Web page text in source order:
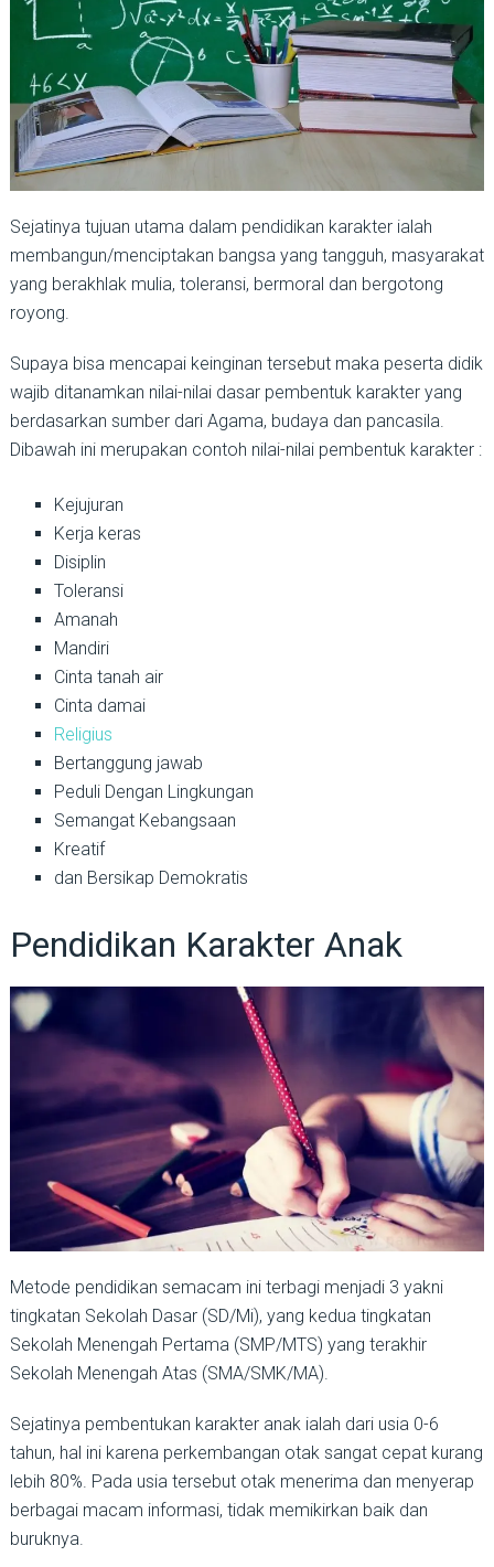
Sejatinya tujuan utama dalam pendidikan karakter ialah
membangun/menciptakan bangsa yang tangguh, masyarakat
yang berakhlak mulia, toleransi, bermoral dan bergotong
royong.
Supaya bisa mencapai keinginan tersebut maka peserta didik
wajib ditanamkan nilai-nilai dasar pembentuk karakter yang
berdasarkan sumber dari Agama, budaya dan pancasila.
Dibawah ini merupakan contoh nilai-nilai pembentuk karakter :
Kejujuran
Kerja keras
Disiplin
Toleransi
Amanah
Mandiri
Cinta tanah air
Cinta damai
Religius
Bertanggung jawab
Peduli Dengan Lingkungan
Semangat Kebangsaan
Kreatif
dan Bersikap Demokratis
Pendidikan Karakter Anak
Metode pendidikan semacam ini terbagi menjadi 3 yakni
tingkatan Sekolah Dasar (SD/Mi), yang kedua tingkatan
Sekolah Menengah Pertama (SMP/MTS) yang terakhir
Sekolah Menengah Atas (SMA/SMK/MA).
Sejatinya pembentukan karakter anak ialah dari usia 0-6
tahun, hal ini karena perkembangan otak sangat cepat kurang
lebih 80%. Pada usia tersebut otak menerima dan menyerap
berbagai macam informasi, tidak memikirkan baik dan
buruknya.